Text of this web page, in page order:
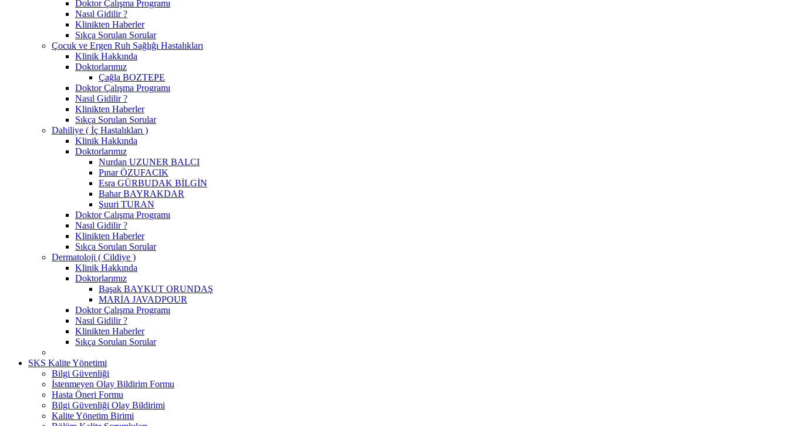
Doktor Çalışma Programı
Nasıl Gidilir ?
Klinikten Haberler
Sıkça Sorulan Sorular
Çocuk ve Ergen Ruh Sağlığı Hastalıkları
Klinik Hakkında
Doktorlarımız
Çağla BOZTEPE
Doktor Çalışma Programı
Nasıl Gidilir ?
Klinikten Haberler
Sıkça Sorulan Sorular
Dahiliye ( İç Hastalıkları )
Klinik Hakkında
Doktorlarımız
Nurdan UZUNER BALCI
Pınar ÖZUFACIK
Esra GÜRBUDAK BİLGİN
Bahar BAYRAKDAR
Şuuri TURAN
Doktor Çalışma Programı
Nasıl Gidilir ?
Klinikten Haberler
Sıkça Sorulan Sorular
Dermatoloji ( Cildiye )
Klinik Hakkında
Doktorlarımız
Başak BAYKUT ORUNDAŞ
MARİA JAVADPOUR
Doktor Çalışma Programı
Nasıl Gidilir ?
Klinikten Haberler
Sıkça Sorulan Sorular
SKS Kalite Yönetimi
Bilgi Güvenliği
İstenmeyen Olay Bildirim Formu
Hasta Öneri Formu
Bilgi Güvenliği Olay Bildirimi
Kalite Yönetim Birimi